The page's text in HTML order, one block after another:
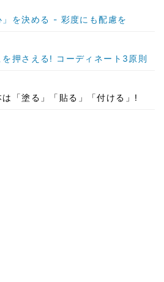
を決める - 彩度にも配慮を
を押さえる! コーディネート3原則
「塗る」「貼る」「付ける」!